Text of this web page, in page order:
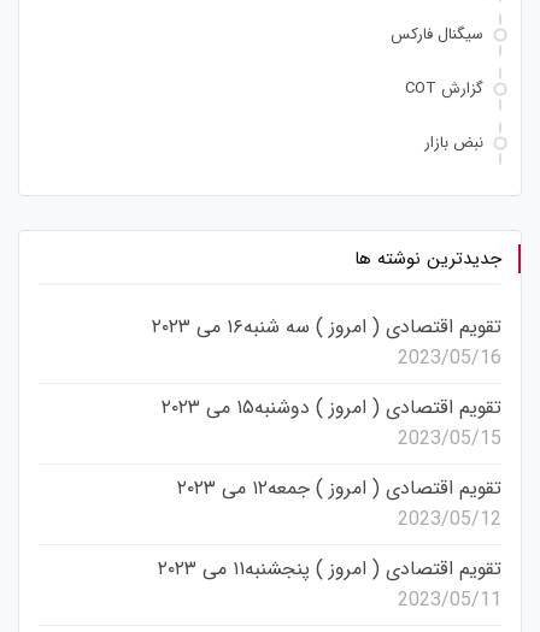
سیگنال فارکس
گزارش COT
نبض بازار
جدیدترین نوشته ها
تقویم اقتصادی ( امروز ) سه شنبه۱۶ می ۲۰۲۳
2023/05/16
تقویم اقتصادی ( امروز ) دوشنبه۱۵ می ۲۰۲۳
2023/05/15
تقویم اقتصادی ( امروز ) جمعه۱۲ می ۲۰۲۳
2023/05/12
تقویم اقتصادی ( امروز ) پنجشنبه۱۱ می ۲۰۲۳
2023/05/11